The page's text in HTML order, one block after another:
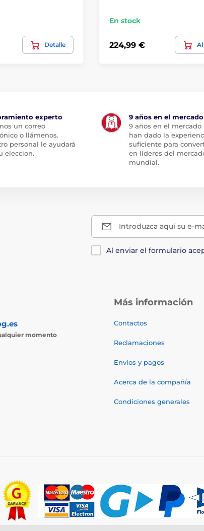
Detalle
En stock
224,99 €
experto
un correo
o llámenos.
personal le ayudará
eleccion.
9 años en el mercado
9 años en el mercado
han dado la
suficiente para
en líderes del
mundial.
Introduzca aquí su e-
Al enviar el formulario
momento
Más información
Contactos
Reclamaciones
Envíos y pagos
Acerca de la compañía
Condiciones generales